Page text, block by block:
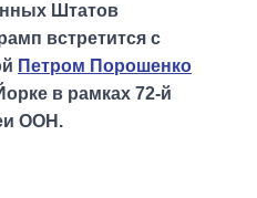
Штатов
встретится с
Петром Порошенко
в рамках 72-й
ООН.